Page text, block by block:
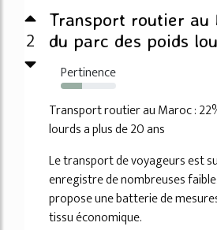
2
Transport routier au
du parc des poids
Pertinence
39%
Transport routier au Maroc :
lourds a plus de 20 ans
Le transport de voyageurs est
enregistre de nombreuses
propose une batterie de
tissu économique.